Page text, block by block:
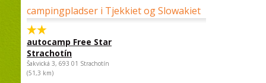
campingpladser i Tjekkiet og Slowakiet
autocamp Free Star
Strachotín
Šakvická 3, 693 01 Strachotín
(51,3 km)